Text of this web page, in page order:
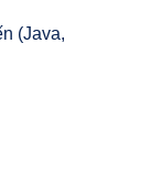
(Java,